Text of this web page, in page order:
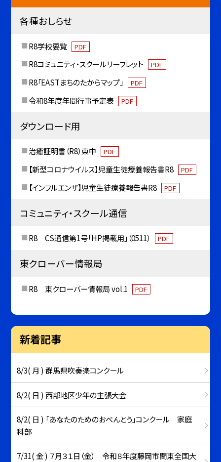
各種おしらせ
R8学校要覧 PDF
R8コミュニティ・スクールリーフレット PDF
R8「EASTまちのたからマップ」 PDF
令和8年度年間行事予定表 PDF
ダウンロード用
治癒証明書（R8）東中 PDF
【新型コロナウイルス】児童生徒療養報告書R8 PDF
【インフルエンザ】児童生徒療養報告書R8 PDF
コミュニティ・スクール通信
R8 CS通信第1号「HP掲載用」（0511） PDF
東クローバー情報局
R8 東クローバー情報局 vol.1 PDF
新着記事
8/3( 月 ) 群馬県吹奏楽コンクール
8/2( 日 ) 西部地区少年の主張大会
8/2( 日 ) 「あなたのためのおべんとう」コンクール 家庭
科部
7/31( 金 ) ７月３１日（金） 令和８年度藤岡市関東全国大